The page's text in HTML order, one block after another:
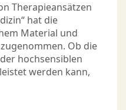
Therapieansätzen
hat die
Material und
Ob die
hochsensiblen
werden kann,